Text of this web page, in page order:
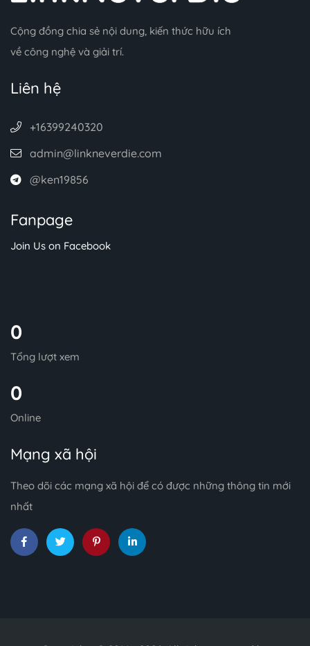
Cộng đồng chia sẻ nội dung, kiến thức hữu ích
về công nghệ và giải trí.
Liên hệ
+16399240320
admin@linkneverdie.com
@ken19856
Fanpage
Join Us on Facebook
0
Tổng lượt xem
0
Online
Mạng xã hội
Theo dõi các mạng xã hội để có được những thông tin mới
nhất